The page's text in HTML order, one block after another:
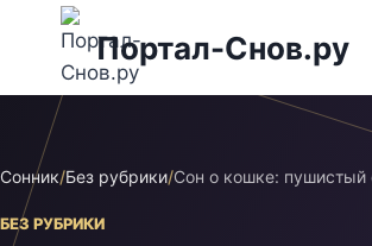
Перейти
содержимому
Портал-Снов.ру
Сонник/Без рубрики/Сон о кошке: пушистый
БЕЗ РУБРИКИ